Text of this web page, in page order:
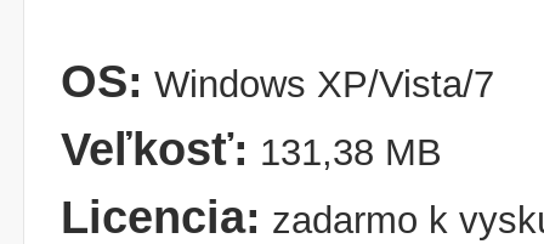
OS: Windows XP/Vista/7
Veľkosť: 131,38 MB
Licencia: zadarmo k